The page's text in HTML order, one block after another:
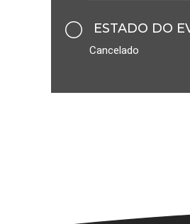
ESTADO DO
Cancelado